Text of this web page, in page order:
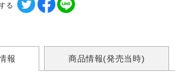
る
報 商品情報(発売当時)